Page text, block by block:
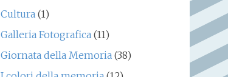
Cultura(1)
Galleria Fotografica(11)
Giornata della Memoria(38)